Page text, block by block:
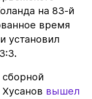
на 83-й
время
установил
вышел